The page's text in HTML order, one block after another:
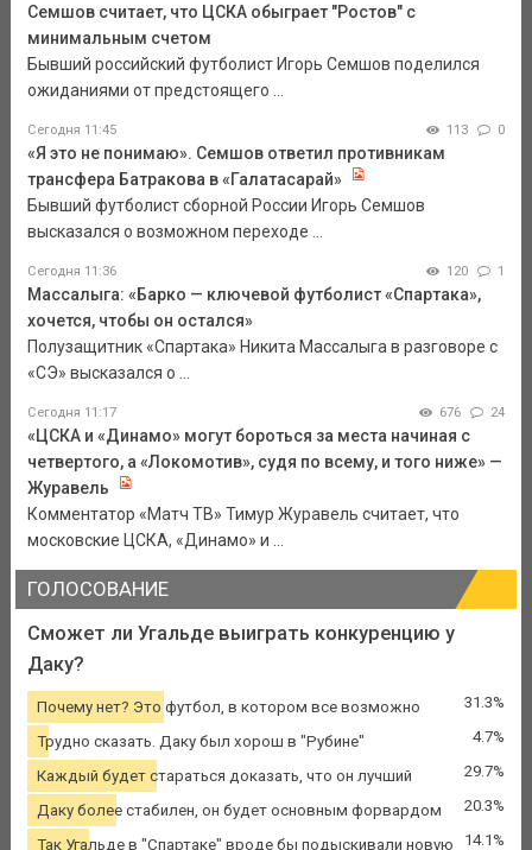
Семшов считает, что ЦСКА обыграет "Ростов" с
минимальным счетом
Бывший российский футболист Игорь Семшов поделился
ожиданиями от предстоящего ...
Сегодня 11:45 113 0
«Я это не понимаю». Семшов ответил противникам
трансфера Батракова в «Галатасарай»
Бывший футболист сборной России Игорь Семшов
высказался о возможном переходе ...
Сегодня 11:36 120 1
Массалыга: «Барко — ключевой футболист «Спартака»,
хочется, чтобы он остался»
Полузащитник «Спартака» Никита Массалыга в разговоре с
«СЭ» высказался о ...
Сегодня 11:17 676 24
«ЦСКА и «Динамо» могут бороться за места начиная с
четвертого, а «Локомотив», судя по всему, и того ниже» —
Журавель
Комментатор «Матч ТВ» Тимур Журавель считает, что
московские ЦСКА, «Динамо» и ...
ГОЛОСОВАНИЕ
Сможет ли Угальде выиграть конкуренцию у
Даку?
Почему нет? Это футбол, в котором все возможно 31.3%
Трудно сказать. Даку был хорош в "Рубине" 4.7%
Каждый будет стараться доказать, что он лучший 29.7%
Даку более стабилен, он будет основным форвардом 20.3%
Так Угальде в "Спартаке" вроде бы подыскивали новую 14.1%